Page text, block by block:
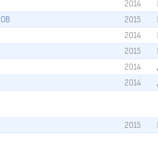
2014
2015
2014
2015
2014
2014
2015